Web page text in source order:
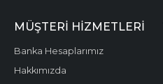
MÜŞTERI HIZMETLERI
Banka Hesaplarımız
Hakkımızda